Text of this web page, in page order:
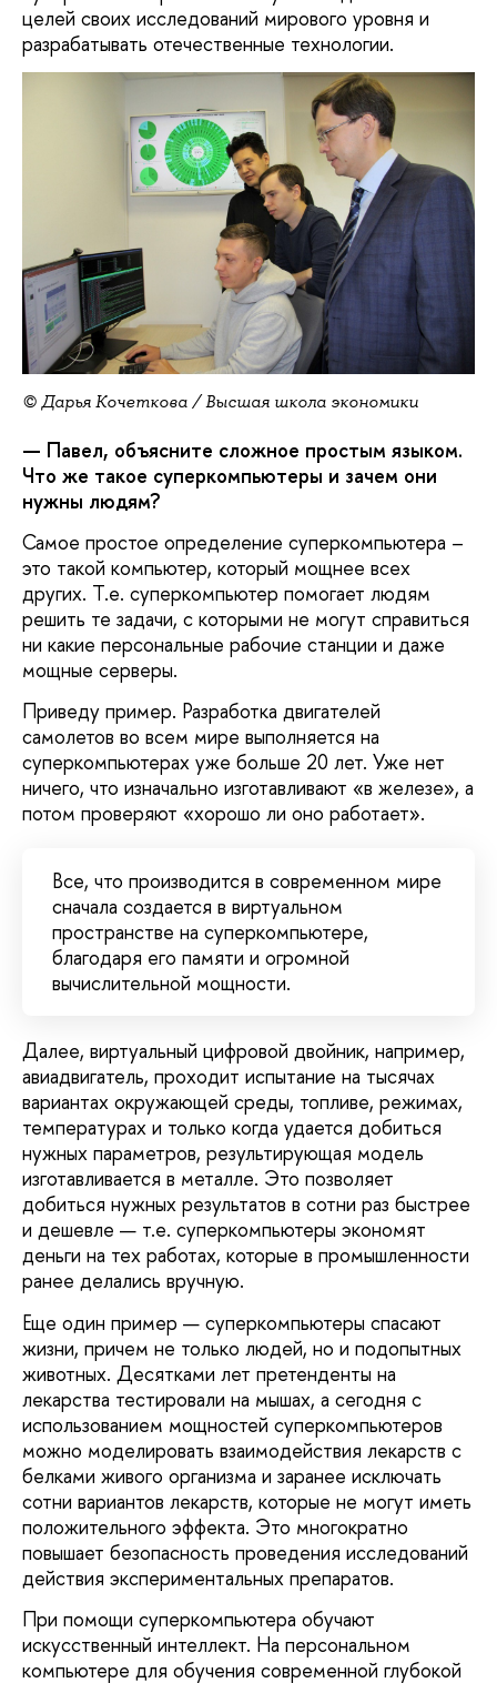
целей своих исследований мирового уровня и
разрабатывать отечественные технологии.
© Дарья Кочеткова / Высшая школа экономики
— Павел, объясните сложное простым языком.
Что же такое суперкомпьютеры и зачем они
нужны людям?
Самое простое определение суперкомпьютера –
это такой компьютер, который мощнее всех
других. Т.е. суперкомпьютер помогает людям
решить те задачи, с которыми не могут справиться
ни какие персональные рабочие станции и даже
мощные серверы.
Приведу пример. Разработка двигателей
самолетов во всем мире выполняется на
суперкомпьютерах уже больше 20 лет. Уже нет
ничего, что изначально изготавливают «в железе», а
потом проверяют «хорошо ли оно работает».
Все, что производится в современном мире
сначала создается в виртуальном
пространстве на суперкомпьютере,
благодаря его памяти и огромной
вычислительной мощности.
Далее, виртуальный цифровой двойник, например,
авиадвигатель, проходит испытание на тысячах
вариантах окружающей среды, топливе, режимах,
температурах и только когда удается добиться
нужных параметров, результирующая модель
изготавливается в металле. Это позволяет
добиться нужных результатов в сотни раз быстрее
и дешевле — т.е. суперкомпьютеры экономят
деньги на тех работах, которые в промышленности
ранее делались вручную.
Еще один пример — суперкомпьютеры спасают
жизни, причем не только людей, но и подопытных
животных. Десятками лет претенденты на
лекарства тестировали на мышах, а сегодня с
использованием мощностей суперкомпьютеров
можно моделировать взаимодействия лекарств с
белками живого организма и заранее исключать
сотни вариантов лекарств, которые не могут иметь
положительного эффекта. Это многократно
повышает безопасность проведения исследований
действия экспериментальных препаратов.
При помощи суперкомпьютера обучают
искусственный интеллект. На персональном
компьютере для обучения современной глубокой